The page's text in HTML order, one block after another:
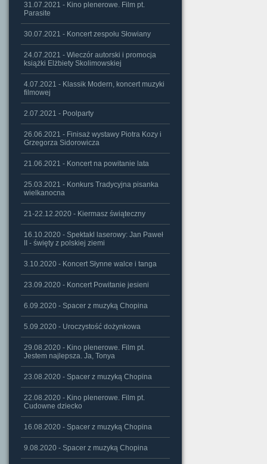
31.07.2021 - Kino plenerowe. Film pt.
Parasite
30.07.2021 - Koncert zespołu Słowiany
24.07.2021 - Wieczór autorski i promocja
książki Elżbiety Skolimowskiej
4.07.2021 - Klassik Modern, koncert muzyki
filmowej
2.07.2021 - Poolparty
26.06.2021 - Finisaż wystawy Piotra Kozy i
Grzegorza Sidorowicza
21.06.2021 - Koncert na powitanie lata
25.03.2021 - Konkurs Tradycyjna pisanka
wielkanocna
21-22.12.2020 - Kiermasz świąteczny
16.10.2020 - Spektakl laserowy: Jan Paweł
II - święty z polskiej ziemi
3.10.2020 - Koncert Słynne walce i tanga
23.09.2020 - Koncert Powitanie jesieni
6.09.2020 - Spacer z muzyką Chopina
5.09.2020 - Uroczystość dożynkowa
29.08.2020 - Kino plenerowe. Film pt.
Jestem najlepsza. Ja, Tonya
23.08.2020 - Spacer z muzyką Chopina
22.08.2020 - Kino plenerowe. Film pt.
Cudowne dziecko
16.08.2020 - Spacer z muzyką Chopina
9.08.2020 - Spacer z muzyką Chopina